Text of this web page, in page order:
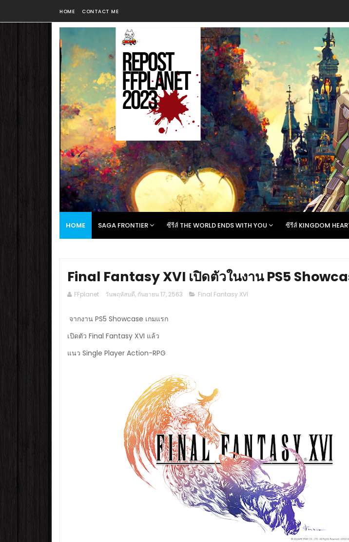
HOME CONTACT ME
HOME SAGA FRONTIER ซีรีส์ THE WORLD ENDS WITH YOU ซีรีส์ KINGDOM
Final Fantasy XVI เปิดตัวในงาน PS5
FFplanet วันพฤหัสบดี, กันยายน 17, 2563 Final Fantasy XVI
จากงาน PS5 Showcase เกมแรก
เปิดตัว Final Fantasy XVI แล้ว
แนว Single Player Action-RPG